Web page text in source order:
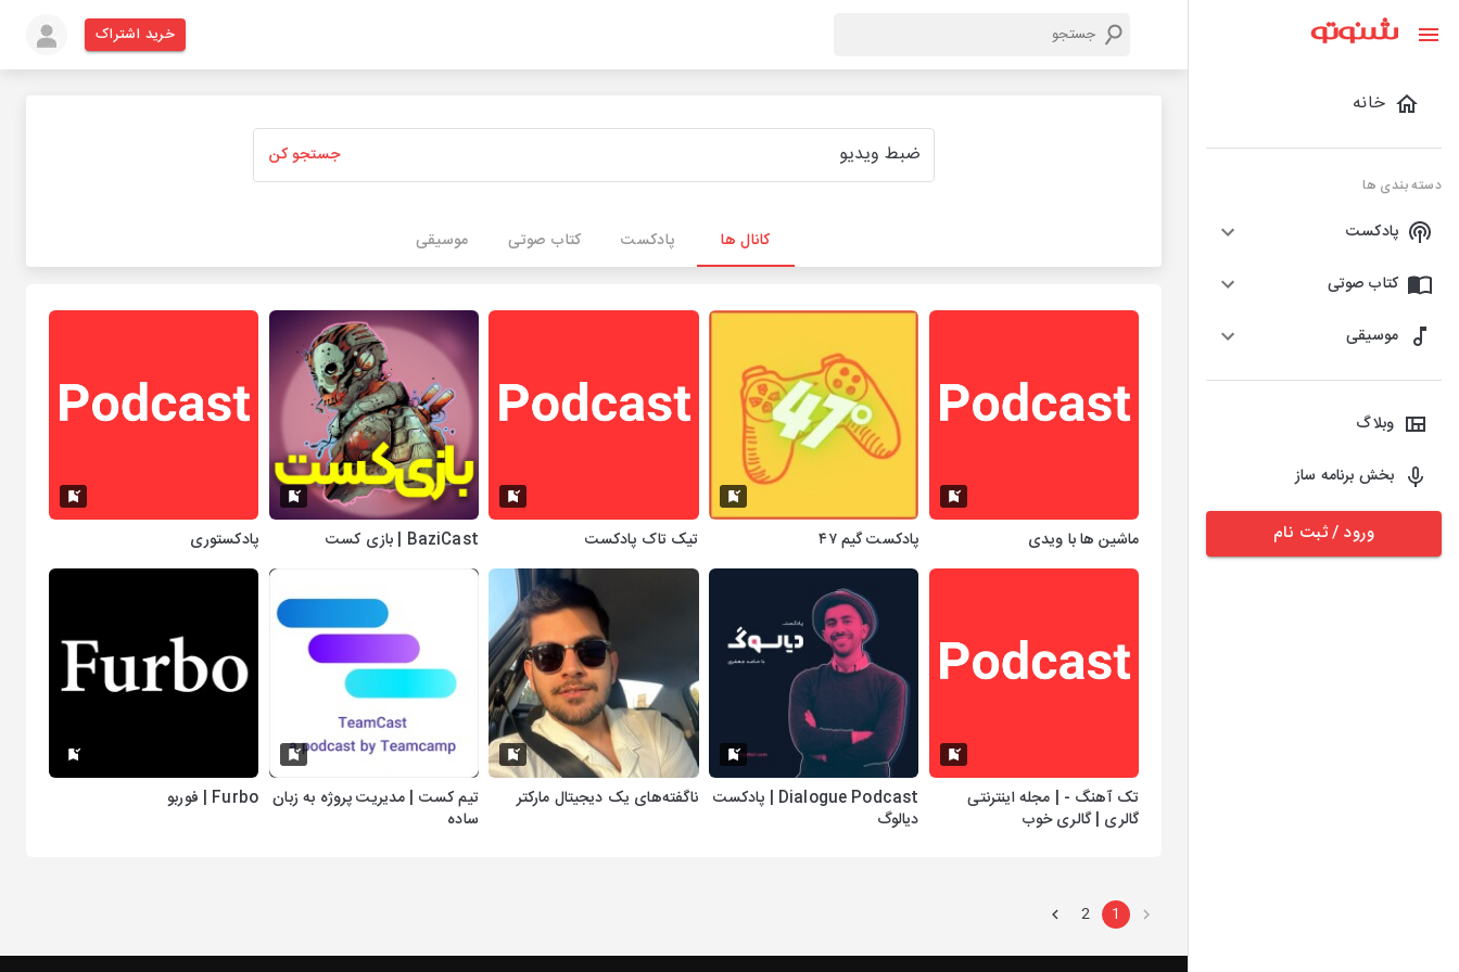
خانه
دسته بندی ها
پادکست
کتاب صوتی
موسیقی
وبلاگ
بخش برنامه ساز
ورود / ثبت نام
خرید اشتراک
جستجو کن
کانال ها پادکست کتاب صوتی موسیقی
ماشین ها با ویدی پادکست گیم ۴۷ تیک تاک پادکست BaziCast | بازی کست پادکستوری
تک آهنگ - | مجله اینترنتی
گالری | گالری خوب
Dialogue Podcast | پادکست
دیالوگ
ناگفته‌های یک دیجیتال مارکتر
تیم کست | مدیریت پروژه به زبان
ساده
Furbo | فوربو
1
2